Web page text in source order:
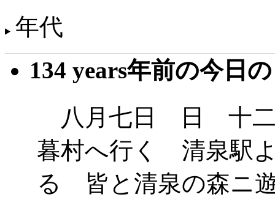
年代
134 years年前の今日
八月七日 日 十二
暮村へ行く 清泉駅
る 皆と清泉の森ニ